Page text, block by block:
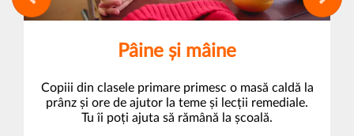
Pâine și mâine
Copiii din clasele primare primesc o masă caldă la
prânz și ore de ajutor la teme și lecții remediale.
Tu îi poți ajuta să rămână la școală.